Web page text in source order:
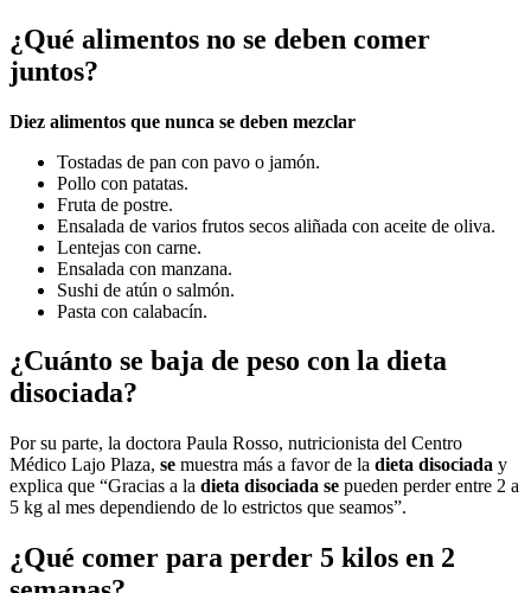
¿Qué alimentos no se deben comer
juntos?
Diez alimentos que nunca se deben mezclar
Tostadas de pan con pavo o jamón.
Pollo con patatas.
Fruta de postre.
Ensalada de varios frutos secos aliñada con aceite de oliva.
Lentejas con carne.
Ensalada con manzana.
Sushi de atún o salmón.
Pasta con calabacín.
¿Cuánto se baja de peso con la dieta
disociada?
Por su parte, la doctora Paula Rosso, nutricionista del Centro
Médico Lajo Plaza, se muestra más a favor de la dieta disociada y
explica que “Gracias a la dieta disociada se pueden perder entre 2 a
5 kg al mes dependiendo de lo estrictos que seamos”.
¿Qué comer para perder 5 kilos en 2